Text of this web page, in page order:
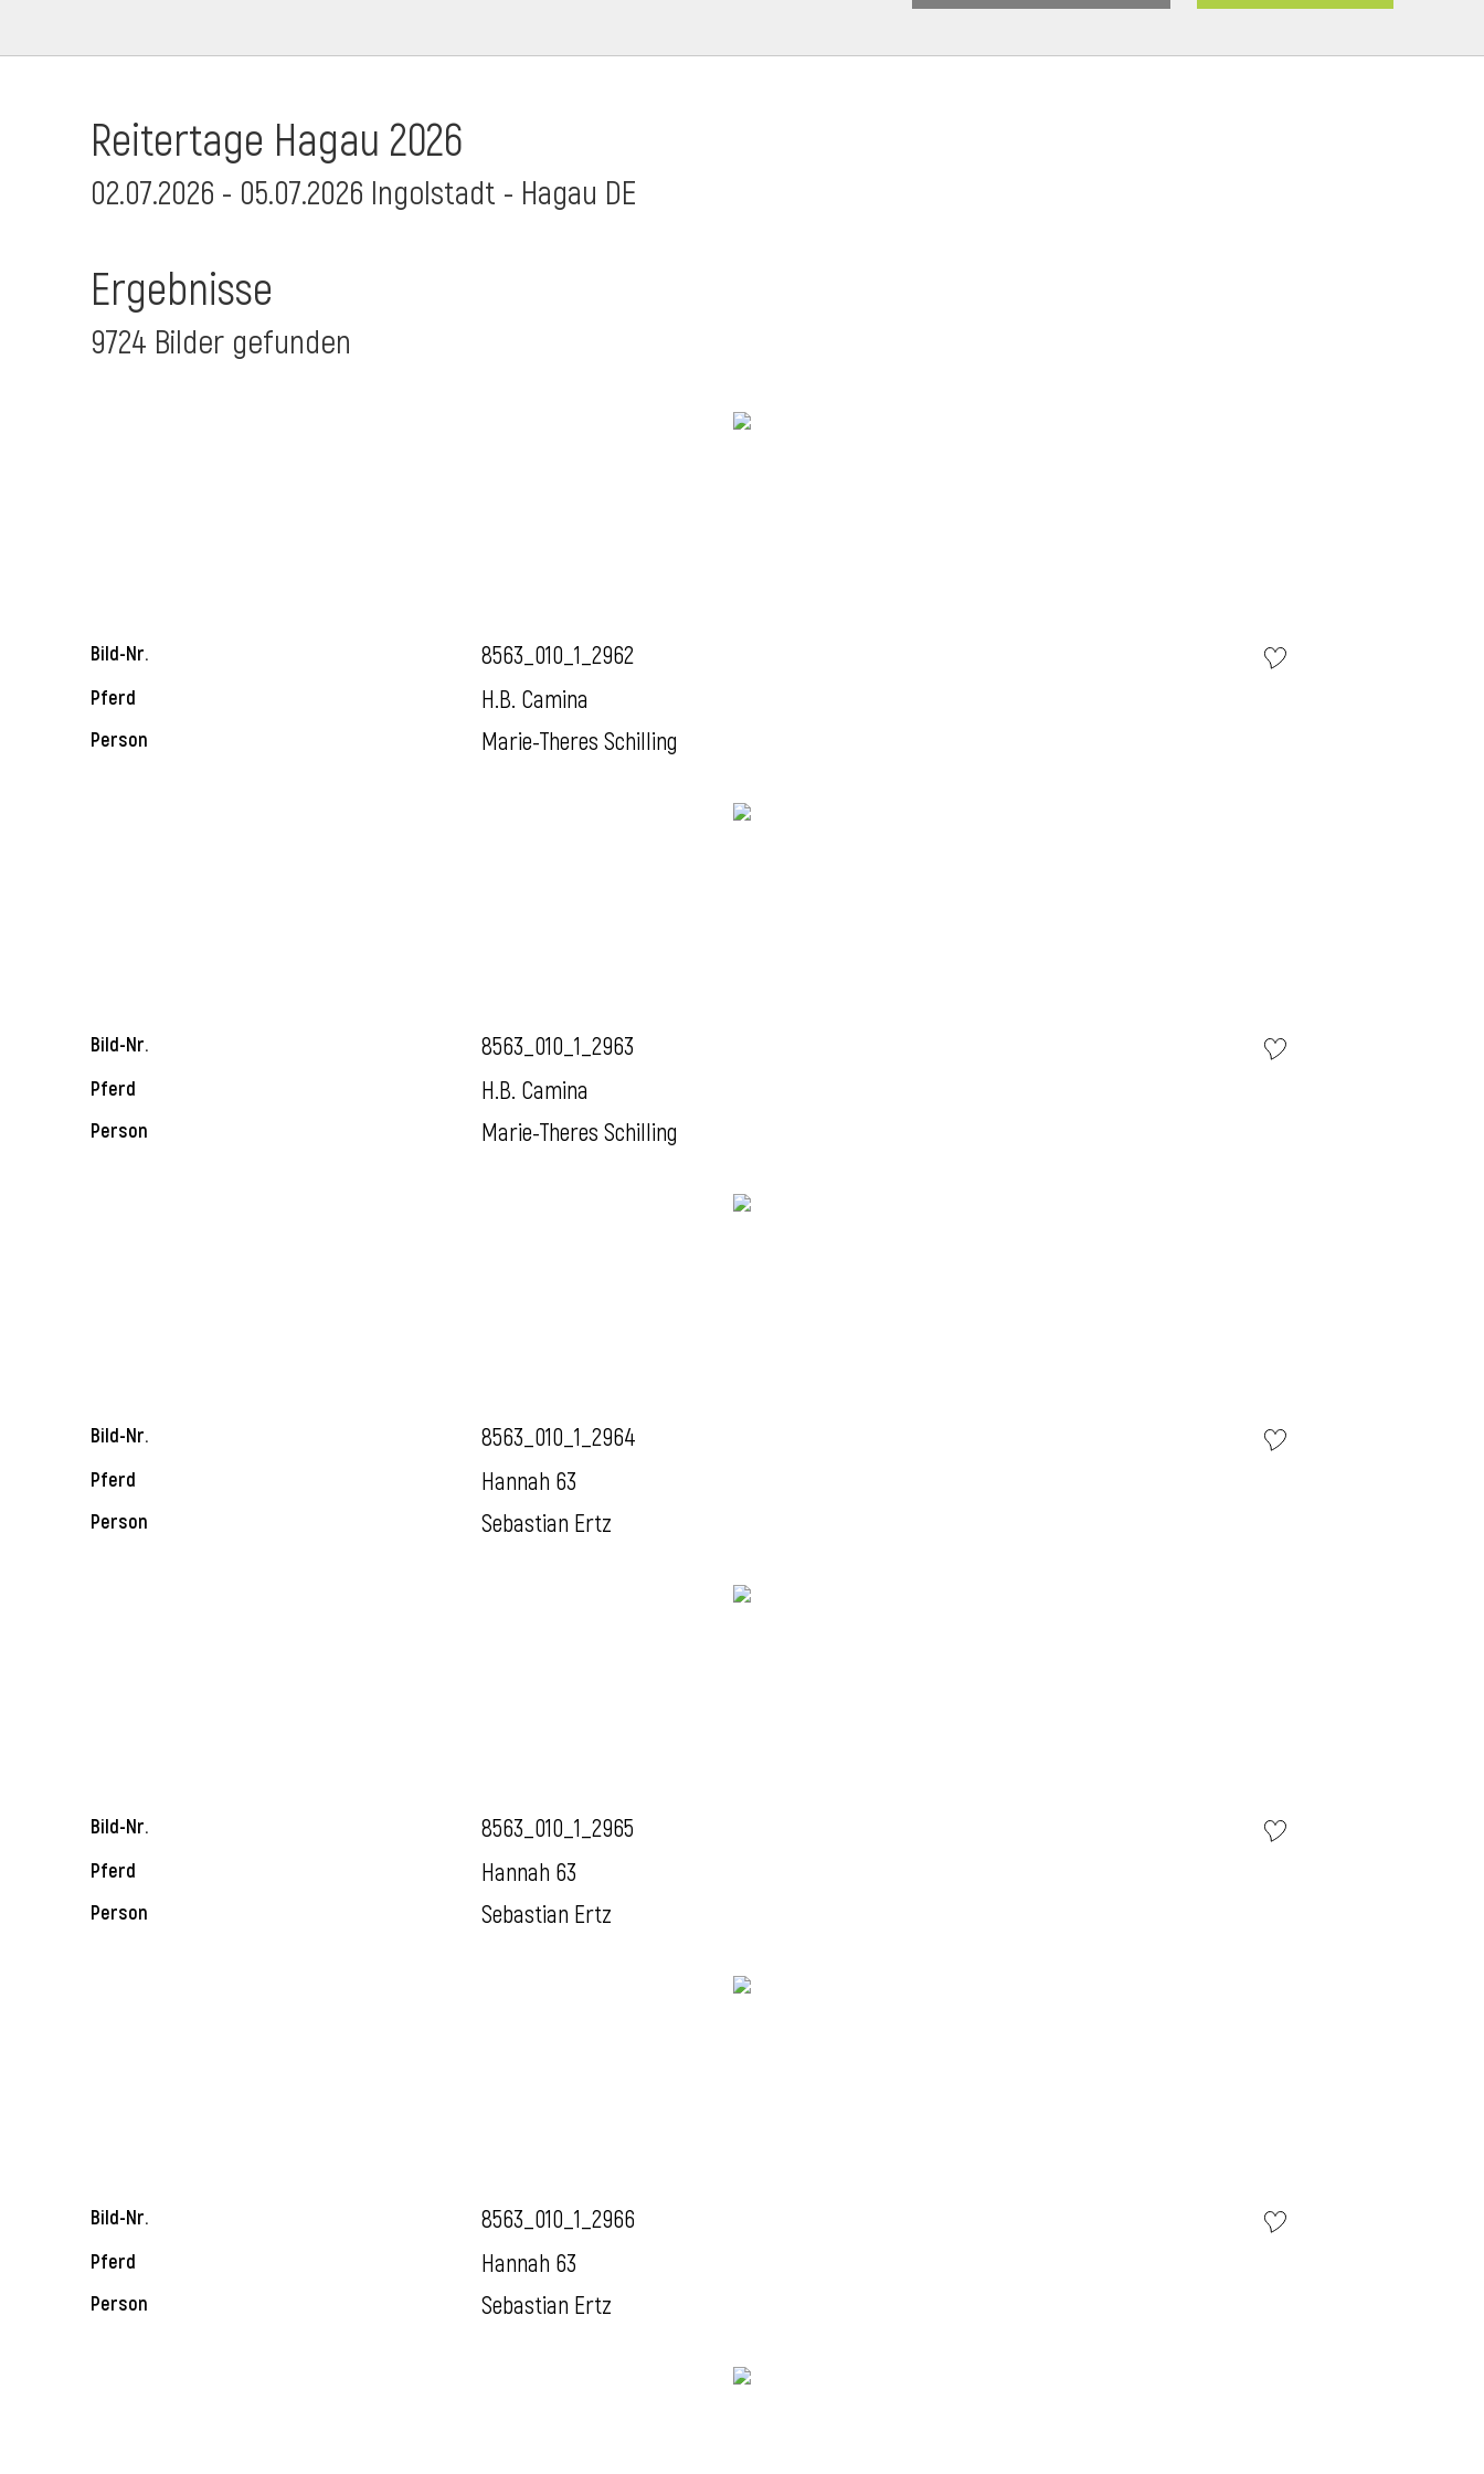
Reitertage Hagau 2026
02.07.2026 - 05.07.2026 Ingolstadt - Hagau DE
Ergebnisse
9724 Bilder gefunden
Bild-Nr. 8563_010_1_2962
Pferd H.B. Camina
Person Marie-Theres Schilling
Bild-Nr. 8563_010_1_2963
Pferd H.B. Camina
Person Marie-Theres Schilling
Bild-Nr. 8563_010_1_2964
Pferd Hannah 63
Person Sebastian Ertz
Bild-Nr. 8563_010_1_2965
Pferd Hannah 63
Person Sebastian Ertz
Bild-Nr. 8563_010_1_2966
Pferd Hannah 63
Person Sebastian Ertz